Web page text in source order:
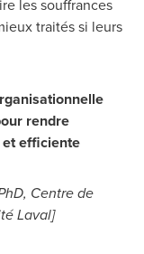
les souffrances
traités si leurs
rendre
efficiente
Centre de
Laval]